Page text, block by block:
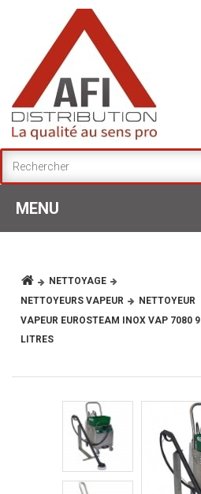
MENU
NETTOYAGE
NETTOYEURS VAPEUR
NETTOYEUR
VAPEUR EUROSTEAM INOX VAP 7080 9
LITRES